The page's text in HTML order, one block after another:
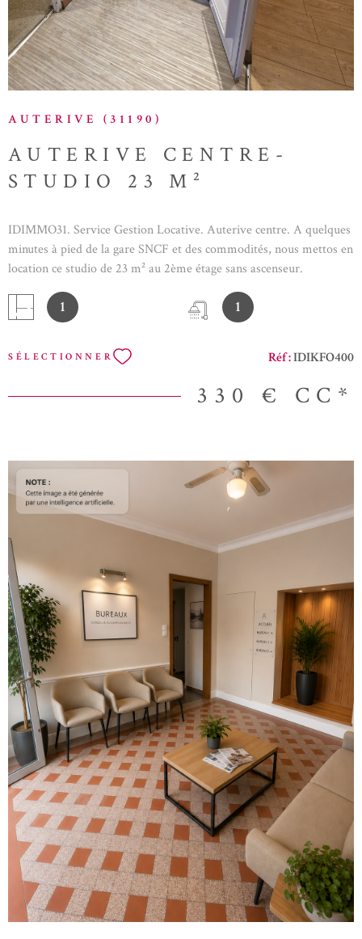
AUTERIVE (31190)
AUTERIVE CENTRE-
STUDIO 23 M²
IDIMMO31. Service Gestion Locative. Auterive centre. A quelques
minutes à pied de la gare SNCF et des commodités, nous mettos en
location ce studio de 23 m² au 2ème étage sans ascenseur.
Kitchenette et salle d'eau avec une grande pièce de vie. A VOIR
RAPIDEMENT!
1 1
SÉLECTIONNER Réf :IDIKFO400
330 € CC*
VOIR LE BIEN